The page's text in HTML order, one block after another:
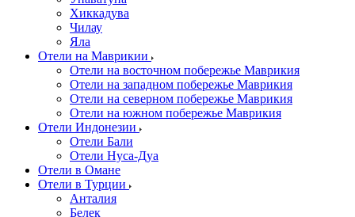
Хиккадува
Чилау
Яла
Отели на Маврикии
Отели на восточном побережье Маврикия
Отели на западном побережье Маврикия
Отели на северном побережье Маврикия
Отели на южном побережье Маврикия
Отели Индонезии
Отели Бали
Отели Нуса-Дуа
Отели в Омане
Отели в Турции
Анталия
Белек